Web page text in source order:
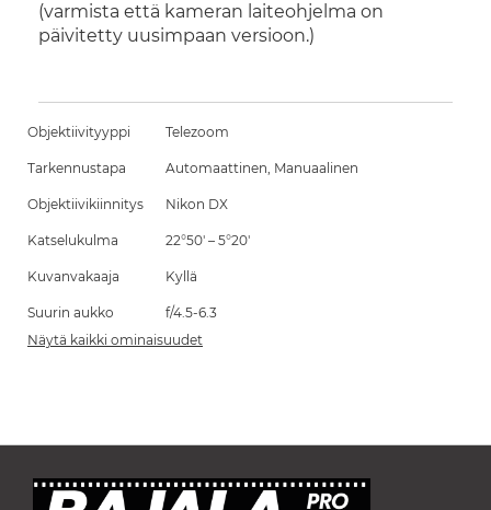
(varmista että kameran laiteohjelma on
päivitetty uusimpaan versioon.)
Objektiivityyppi Telezoom
Tarkennustapa Automaattinen, Manuaalinen
Objektiivikiinnitys Nikon DX
Katselukulma 22°50' – 5°20'
Kuvanvakaaja Kyllä
Suurin aukko
f/4.5-6.3
Näytä kaikki ominaisuudet